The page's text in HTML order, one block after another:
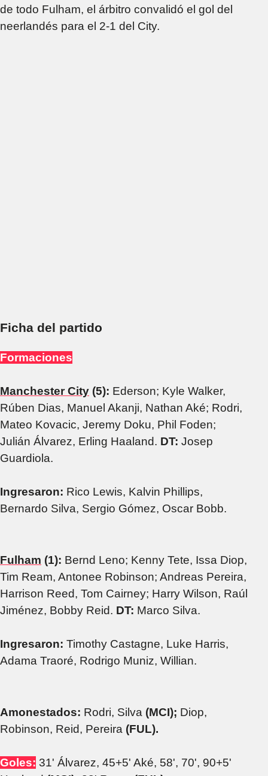
de todo Fulham, el árbitro convalidó el gol del
neerlandés para el 2-1 del City.
Ficha del partido
Formaciones
Manchester City (5): Ederson; Kyle Walker,
Rúben Dias, Manuel Akanji, Nathan Aké; Rodri,
Mateo Kovacic, Jeremy Doku, Phil Foden;
Julián Álvarez, Erling Haaland. DT: Josep
Guardiola.
Ingresaron: Rico Lewis, Kalvin Phillips,
Bernardo Silva, Sergio Gómez, Oscar Bobb.
Fulham (1): Bernd Leno; Kenny Tete, Issa Diop,
Tim Ream, Antonee Robinson; Andreas Pereira,
Harrison Reed, Tom Cairney; Harry Wilson, Raúl
Jiménez, Bobby Reid. DT: Marco Silva.
Ingresaron: Timothy Castagne, Luke Harris,
Adama Traoré, Rodrigo Muniz, Willian.
Amonestados: Rodri, Silva (MCI); Diop,
Robinson, Reid, Pereira (FUL).
Goles: 31' Álvarez, 45+5' Aké, 58', 70', 90+5'